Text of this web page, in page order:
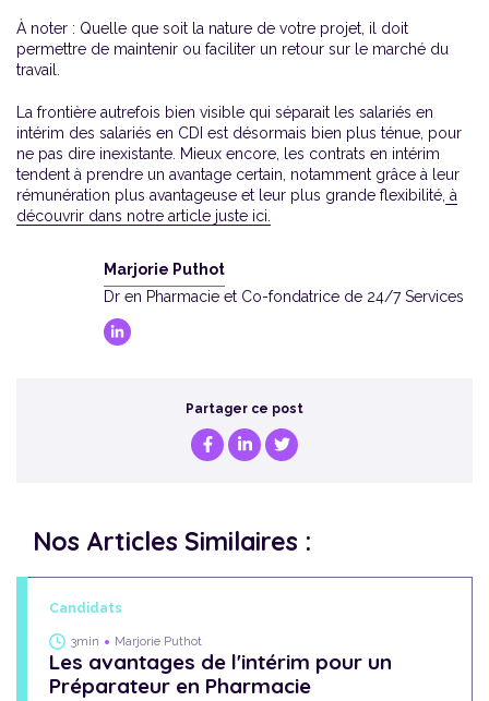
À noter : Quelle que soit la nature de votre projet, il doit
permettre de maintenir ou faciliter un retour sur le marché du
travail.
La frontière autrefois bien visible qui séparait les salariés en
intérim des salariés en CDI est désormais bien plus ténue, pour
ne pas dire inexistante. Mieux encore, les contrats en intérim
tendent à prendre un avantage certain, notamment grâce à leur
rémunération plus avantageuse et leur plus grande flexibilité, à
découvrir dans notre article juste ici.
Marjorie Puthot
Dr en Pharmacie et Co-fondatrice de 24/7 Services
Partager ce post
Nos Articles Similaires :
Candidats
3min Marjorie Puthot
Les avantages de l'intérim pour un
Préparateur en Pharmacie